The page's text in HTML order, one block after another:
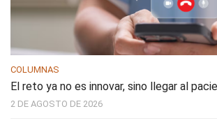
COLUMNAS
El reto ya no es innovar, sino llegar al
2 DE AGOSTO DE 2026